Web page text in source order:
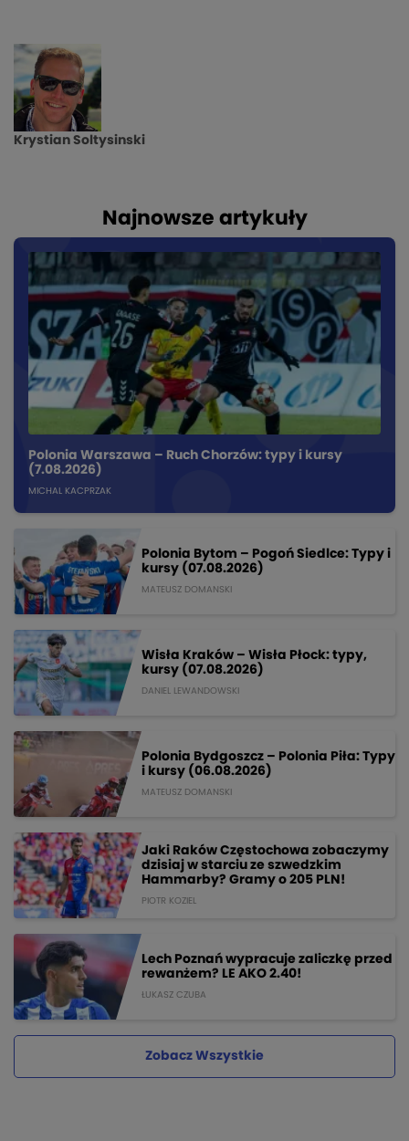
Krystian Soltysinski
Najnowsze artykuły
Polonia Warszawa – Ruch Chorzów: typy i kursy
(7.08.2026)
MICHAL KACPRZAK
Polonia Bytom – Pogoń Siedlce: Typy i
kursy (07.08.2026)
MATEUSZ DOMANSKI
Wisła Kraków – Wisła Płock: typy,
kursy (07.08.2026)
DANIEL LEWANDOWSKI
Polonia Bydgoszcz – Polonia Piła: Typy
i kursy (06.08.2026)
MATEUSZ DOMANSKI
Jaki Raków Częstochowa zobaczymy
dzisiaj w starciu ze szwedzkim
Hammarby? Gramy o 205 PLN!
PIOTR KOZIEL
Lech Poznań wypracuje zaliczkę przed
rewanżem? LE AKO 2.40!
ŁUKASZ CZUBA
Zobacz Wszystkie